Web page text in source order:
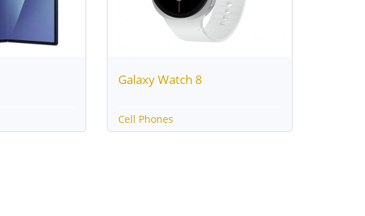
Galaxy Watch 8
Cell Phones